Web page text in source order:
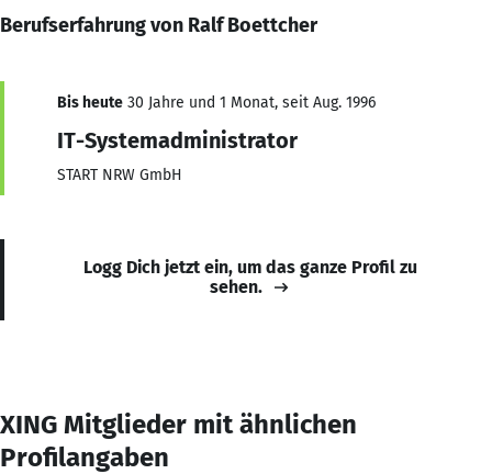
Berufserfahrung von Ralf Boettcher
Bis heute 30 Jahre und 1 Monat, seit Aug. 1996
IT-Systemadministrator
START NRW GmbH
Logg Dich jetzt ein, um das ganze Profil zu
sehen.
XING Mitglieder mit ähnlichen
Profilangaben